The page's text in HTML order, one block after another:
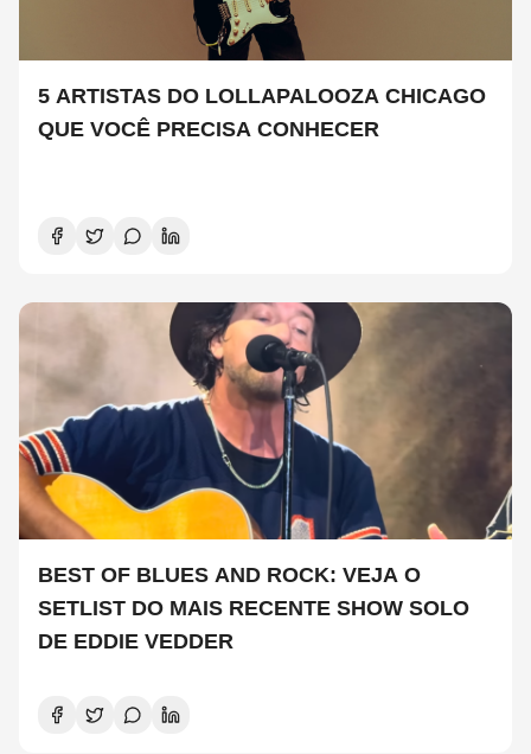
5 ARTISTAS DO LOLLAPALOOZA CHICAGO
QUE VOCÊ PRECISA CONHECER
BEST OF BLUES AND ROCK: VEJA O
SETLIST DO MAIS RECENTE SHOW SOLO
DE EDDIE VEDDER